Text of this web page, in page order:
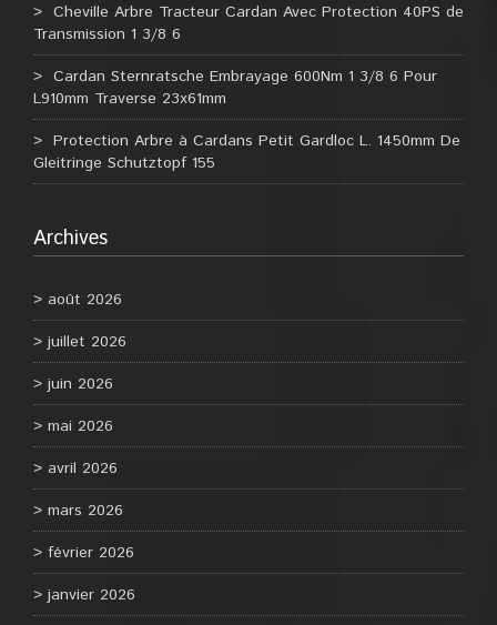
Cheville Arbre Tracteur Cardan Avec Protection 40PS de
Transmission 1 3/8 6
Cardan Sternratsche Embrayage 600Nm 1 3/8 6 Pour
L910mm Traverse 23x61mm
Protection Arbre à Cardans Petit Gardloc L. 1450mm De
Gleitringe Schutztopf 155
Archives
août 2026
juillet 2026
juin 2026
mai 2026
avril 2026
mars 2026
février 2026
janvier 2026